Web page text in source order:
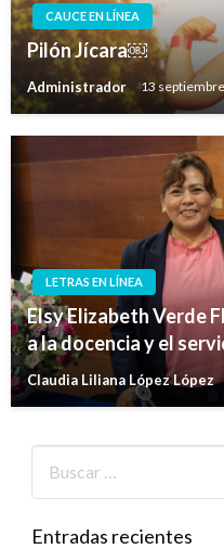
CAUCE EN LÍNEA
Pilón Jícara￼
Administrador 13
LETRAS EN LÍNEA
Elsy Elizabeth Verde
a la docencia y el
Claudia Liliana López López
Entradas recientes